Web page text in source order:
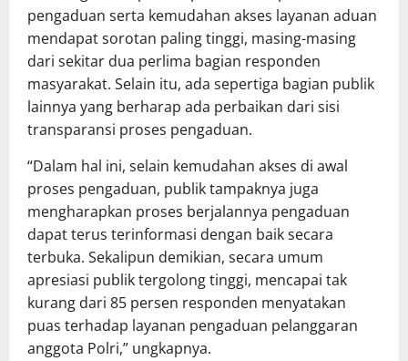
pengaduan serta kemudahan akses layanan aduan
mendapat sorotan paling tinggi, masing-masing
dari sekitar dua perlima bagian responden
masyarakat. Selain itu, ada sepertiga bagian publik
lainnya yang berharap ada perbaikan dari sisi
transparansi proses pengaduan.
“Dalam hal ini, selain kemudahan akses di awal
proses pengaduan, publik tampaknya juga
mengharapkan proses berjalannya pengaduan
dapat terus terinformasi dengan baik secara
terbuka. Sekalipun demikian, secara umum
apresiasi publik tergolong tinggi, mencapai tak
kurang dari 85 persen responden menyatakan
puas terhadap layanan pengaduan pelanggaran
anggota Polri,” ungkapnya.